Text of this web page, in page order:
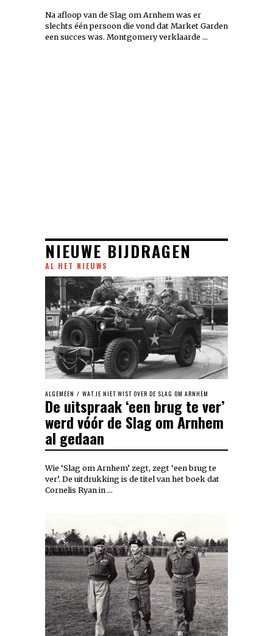
Na afloop van de Slag om Arnhem was er
slechts één persoon die vond dat Market Garden
een succes was. Montgomery verklaarde …
NIEUWE BIJDRAGEN
AL HET NIEUWS
ALGEMEEN / WAT JE NIET WIST OVER DE SLAG OM ARNHEM
De uitspraak ‘een brug te ver’
werd vóór de Slag om Arnhem
al gedaan
Wie ‘Slag om Arnhem’ zegt, zegt ‘een brug te
ver’. De uitdrukking is de titel van het boek dat
Cornelis Ryan in …